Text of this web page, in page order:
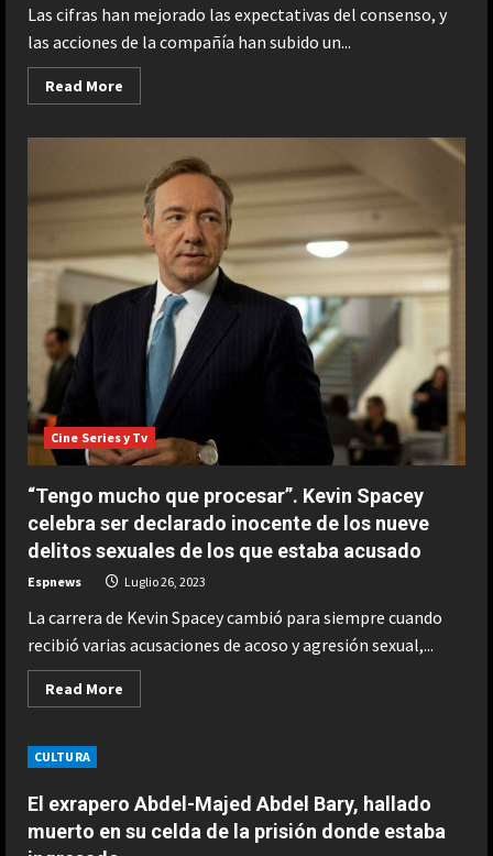
sus
pérdidas
semestrales
Las cifras han mejorado las expectativas del consenso, y
las acciones de la compañía han subido un...
Read More
more
34%
más
segundo
trimestre
y
mejora
previsiones
Cine Series y Tv
“Tengo mucho que procesar”. Kevin Spacey
celebra ser declarado inocente de los nueve
delitos sexuales de los que estaba acusado
Espnews Luglio 26, 2023
La carrera de Kevin Spacey cambió para siempre cuando
recibió varias acusaciones de acoso y agresión sexual,...
Read More
more
Kevin
Spacey
celebra
ser
CULTURA
El exrapero Abdel-Majed Abdel Bary, hallado
muerto en su celda de la prisión donde estaba